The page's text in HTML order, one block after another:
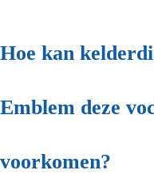
Hoe kan
Emblem deze
voorkomen?